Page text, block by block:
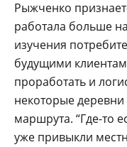
Рыжченко
работала больше
изучения
будущими
проработать и
некоторые
маршрута. “Где-то
уже привыкли